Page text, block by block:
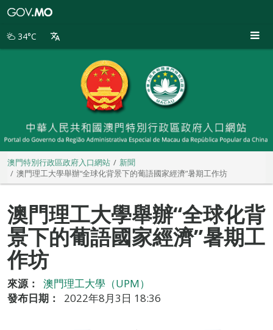
別
34°C
澳門特別行政區政府入口網站
新聞
澳門理工大學舉辦“全球化背景下的葡語國家經濟”暑期工作坊
澳門理工大學舉辦“全球化背
景下的葡語國家經濟”暑期工
作坊
來源：
澳門理工大學（UPM）
發布日期：
2022年8月3日 18:36